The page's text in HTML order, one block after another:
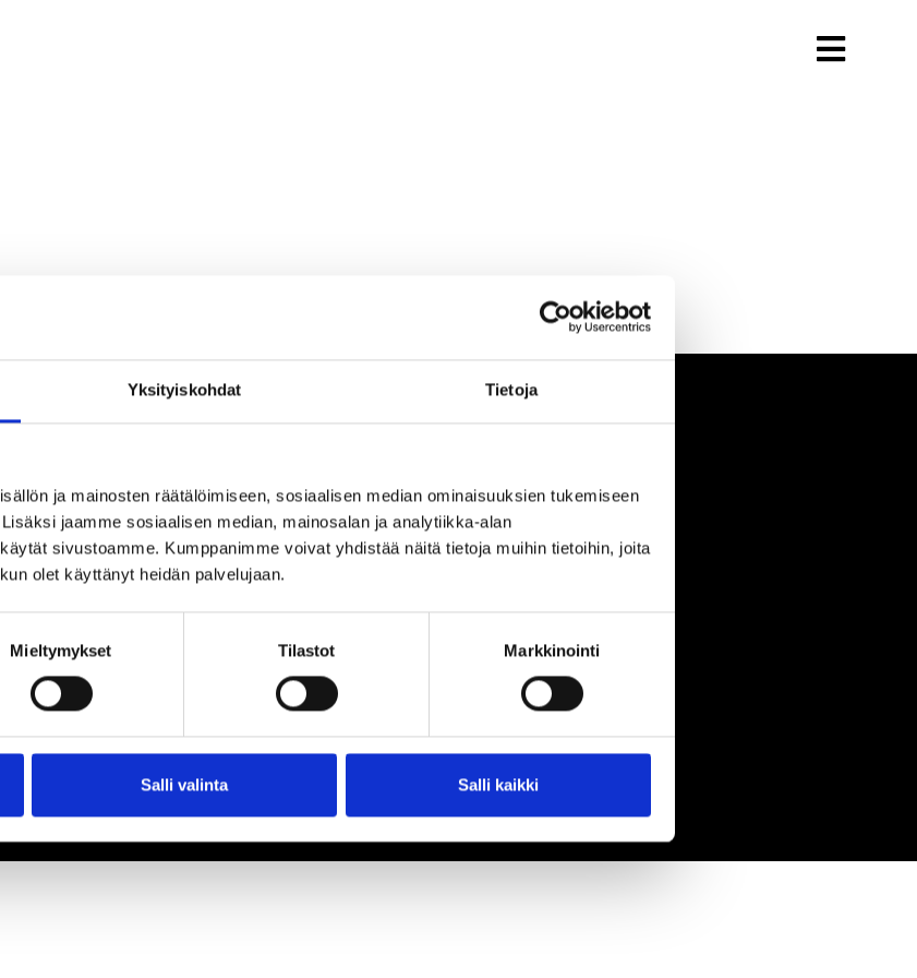
Yksityiskohdat Tietoja
ja mainosten räätälöimiseen, sosiaalisen median ominaisuuksien tukemiseen
jaamme sosiaalisen median, mainosalan ja analytiikka-alan
sivustoamme. Kumppanimme voivat yhdistää näitä tietoja muihin tietoihin, joita
olet käyttänyt heidän palvelujaan.
Mieltymykset Tilastot Markkinointi
Salli valinta Salli kaikki